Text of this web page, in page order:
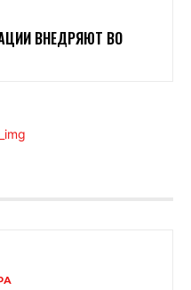
ВНЕДРЯЮТ ВО